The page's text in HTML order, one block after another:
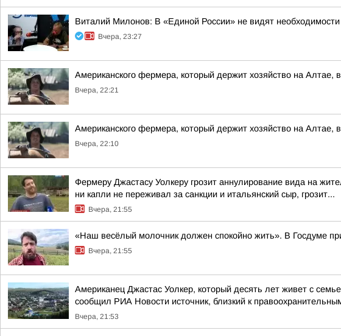
Виталий Милонов: В «Единой России» не видят
Вчера, 23:27
Американского фермера, который держит хозяйство на
Вчера, 22:21
Американского фермера, который держит хозяйство на
Вчера, 22:10
Фермеру Джастасу Уолкеру грозит аннулирование вида на
ни капли не переживал за санкции и итальянский сыр, грозит...
Вчера, 21:55
«Наш весёлый молочник должен спокойно жить». В Госдуме
Вчера, 21:55
Американец Джастас Уолкер, который десять лет живет с
сообщил РИА Новости источник, близкий к
Вчера, 21:53